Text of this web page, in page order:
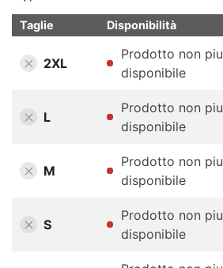
Taglie Disponibilità
2XL
Prodotto non piu
disponibile
L
Prodotto non piu
disponibile
M
Prodotto non piu
disponibile
S
Prodotto non piu
disponibile